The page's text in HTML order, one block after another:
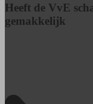
Heeft de VvE
gemakkelijk